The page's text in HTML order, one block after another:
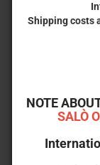
Shipping costs
NOTE
SALÒ